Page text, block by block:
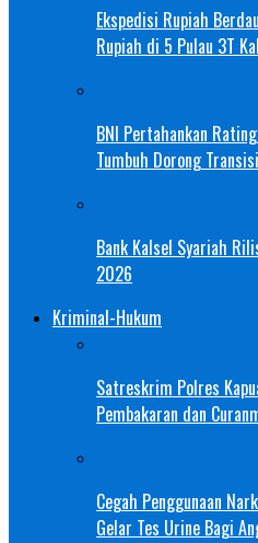
Ekspedisi Rupiah
Rupiah di 5 Pulau 3T
BNI Pertahankan
Tumbuh Dorong
Bank Kalsel Syariah
2026
Kriminal-Hukum
Satreskrim Polres
Pembakaran dan
Cegah Penggunaan
Gelar Tes Urine Bagi